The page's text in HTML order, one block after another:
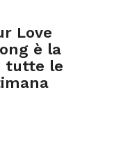
Love
è la
tutte le